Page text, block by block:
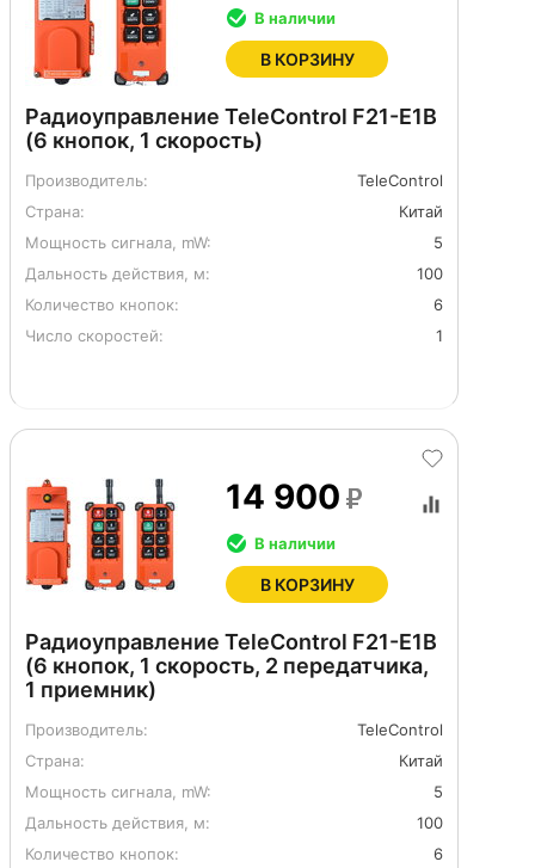
Радиоуправление TeleControl F21-E1B
(6 кнопок, 1 скорость)
Производитель:
TeleControl
Страна:
Китай
Мощность сигнала, mW:
5
Дальность действия, м:
100
Количество кнопок:
6
Число скоростей:
1
В наличии
В КОРЗИНУ
Радиоуправление TeleControl F21-E1B
(6 кнопок, 1 скорость, 2 передатчика,
1 приемник)
Производитель:
TeleControl
Страна:
Китай
Мощность сигнала, mW:
5
Дальность действия, м:
100
Количество кнопок:
6
14 900
В наличии
В КОРЗИНУ